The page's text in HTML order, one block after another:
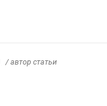
/ автор статьи